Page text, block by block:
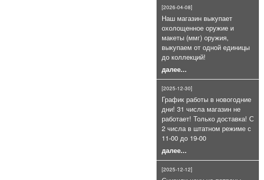
Патроны сигнальные 4 калибра
для СПШ ракетницы (26, 5 мм.)
400руб.
Холостой патрон 9Р.А (9П,А)
9Х22мм пачка 20шт
[2026-04-08]
Наш магазин выкупает
охолощенное оружие и
макеты (ммг) оружия,
выкупаем от одной единицы
до коллекций!
далее...
[2025-12-30]
График работы в новогодние
дни! 31 числа магазин не
работает! Только доставка! С
2 числа в штатном режиме с
11-00 до 19-00
далее...
[2025-12-12]